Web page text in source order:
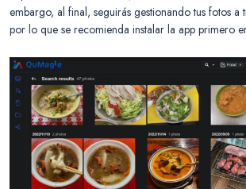
embargo, al final, seguirás gestionando tus fotos a
por lo que se recomienda instalar la app primero